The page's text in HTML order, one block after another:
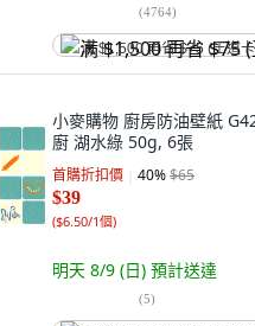
(4764)
满 $1,500 再省 $75 (王道
小麥購物 廚房防油壁紙
廚 湖水綠 50g, 6張
首購折扣價 40%$65
$39
($6.50/1個)
明天 8/9 (日) 預計送達
(5)